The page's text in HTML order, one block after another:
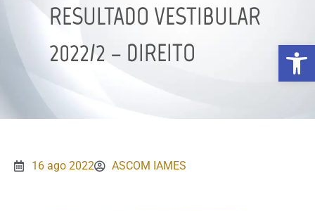
Abrir
RESULTADO VESTIBULAR
2022/2 – DIREITO
16 ago 2022 ASCOM IAMES